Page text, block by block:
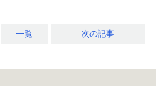
一覧 次の記事